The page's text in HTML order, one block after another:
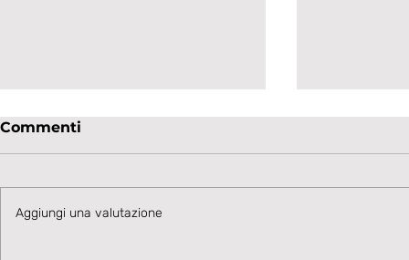
Commenti
Aggiungi una valutazione